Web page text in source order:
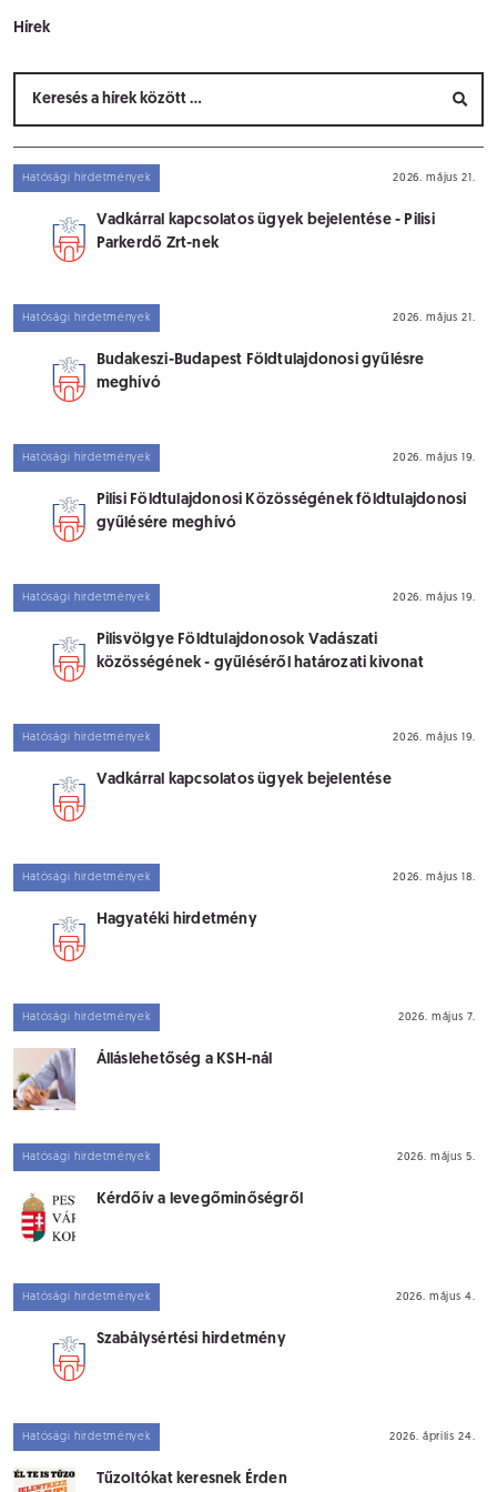
Hírek
Hatósági hirdetmények 2026. május 21.
Vadkárral kapcsolatos ügyek bejelentése - Pilisi
Parkerdő Zrt-nek
Hatósági hirdetmények 2026. május 21.
Budakeszi-Budapest Földtulajdonosi gyűlésre
meghívó
Hatósági hirdetmények 2026. május 19.
Pilisi Földtulajdonosi Közösségének földtulajdonosi
gyűlésére meghívó
Hatósági hirdetmények 2026. május 19.
Pilisvölgye Földtulajdonosok Vadászati
közösségének - gyűléséről határozati kivonat
Hatósági hirdetmények 2026. május 19.
Vadkárral kapcsolatos ügyek bejelentése
Hatósági hirdetmények 2026. május 18.
Hagyatéki hirdetmény
Hatósági hirdetmények 2026. május 7.
Álláslehetőség a KSH-nál
Hatósági hirdetmények 2026. május 5.
Kérdőív a levegőminőségről
Hatósági hirdetmények 2026. május 4.
Szabálysértési hirdetmény
Hatósági hirdetmények 2026. április 24.
Tűzoltókat keresnek Érden